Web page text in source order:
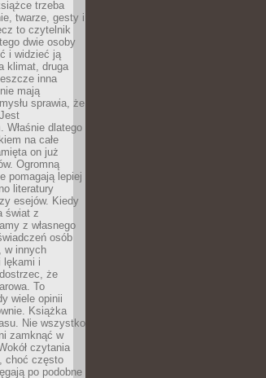
trzeba
twarze, gesty i
to czytelnik
dwie osoby
i widzieć ją
klimat, druga
inna
mają
sprawia, że
Właśnie dlatego
na całe
on już
Ogromną
pomagają lepiej
literatury
esejów. Kiedy
świat z
z własnego
osób
w innych
lękami i
że
To
wiele opinii
Książka
Nie wszystko
zamknąć w
czytania
choć często
po podobne